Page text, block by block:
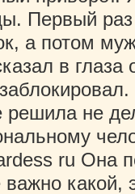
Первый
а потом
в глаза
не
ru Она
важно